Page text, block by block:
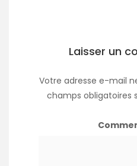
Laisser un
Votre adresse e-mail
champs obligatoires